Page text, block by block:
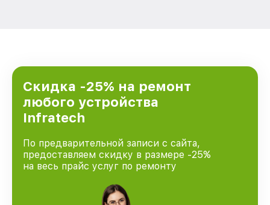
Скидка -25% на ремонт
любого устройства
Infratech
По предварительной записи с сайта,
предоставляем скидку в размере -25%
на весь прайс услуг по ремонту